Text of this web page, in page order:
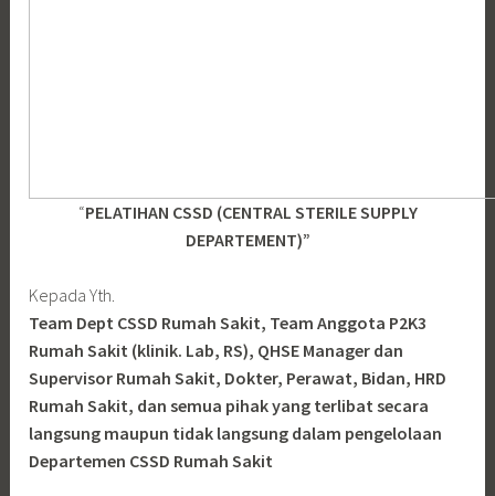
“PELATIHAN CSSD (CENTRAL STERILE SUPPLY
DEPARTEMENT)”
Kepada Yth.
Team Dept CSSD Rumah Sakit, Team Anggota P2K3
Rumah Sakit (klinik. Lab, RS), QHSE Manager dan
Supervisor Rumah Sakit, Dokter, Perawat, Bidan, HRD
Rumah Sakit, dan semua pihak yang terlibat secara
langsung maupun tidak langsung dalam pengelolaan
Departemen CSSD Rumah Sakit